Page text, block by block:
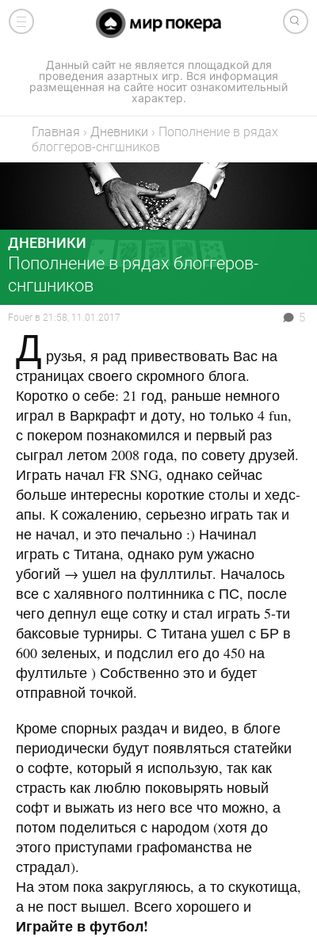
Данный сайт не является площадкой для
проведения азартных игр. Вся информация
размещенная на сайте носит ознакомительный
характер.
Главная › Дневники › Попoлнение в рядах
блоггеров-снгшников
ДНЕВНИКИ
Попoлнение в рядах блоггеров-
снгшников
Fouer в 21:58, 11.01.2017 5
Д рузья, я рад привествовать Вас на
страницах своего скромного блога.
Коротко о себе: 21 год, раньше немного
играл в Варкрафт и доту, но только 4 fun,
с покером познакомился и первый раз
сыграл летом 2008 года, по совету друзей.
Играть начал FR SNG, однако сейчас
больше интересны короткие столы и хедс-
апы. К сожалению, серьезно играть так и
не начал, и это печально :) Начинал
играть с Титана, однако рум ужасно
убогий → ушел на фуллтильт. Началось
все с халявного полтинника с ПС, после
чего депнул еще сотку и стал играть 5-ти
баксовые турниры. С Титана ушел с БР в
600 зеленых, и подслил его до 450 на
фултильте ) Собственно это и будет
отправной точкой.
Кроме спорных раздач и видео, в блоге
периодически будут появляться статейки
о софте, который я использую, так как
страсть как люблю поковырять новый
софт и выжать из него все что можно, а
потом поделиться с народом (хотя до
этого приступами графоманства не
страдал).
На этом пока закругляюсь, а то скукотища,
а не пост вышел. Всего хорошего и
Играйте в футбол!